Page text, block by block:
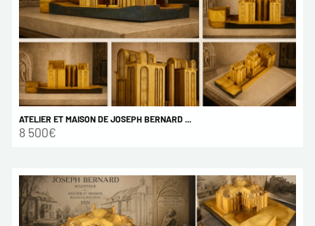
ATELIER ET MAISON DE JOSEPH BERNARD ...
8 500€